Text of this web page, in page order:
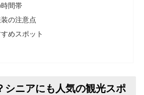
間帯
の注意点
めスポット
シニアにも人気の観光スポ